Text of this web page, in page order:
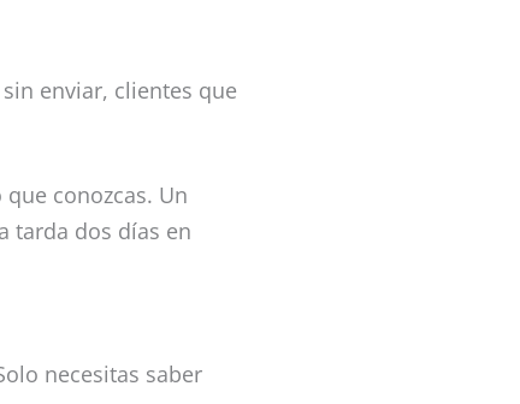
enviar, clientes que
conozcas. Un
tarda dos días en
necesitas saber